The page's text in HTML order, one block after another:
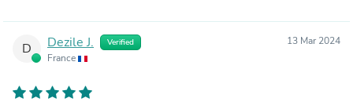
D Dezile J. Verified
France
13 Mar 2024